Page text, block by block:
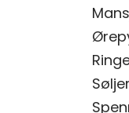
Søljer